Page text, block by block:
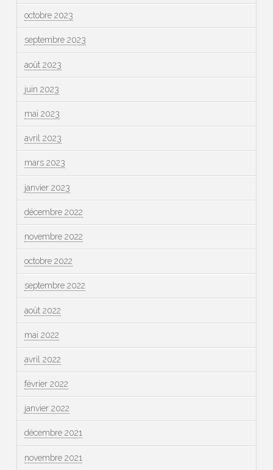
octobre 2023
septembre 2023
août 2023
juin 2023
mai 2023
avril 2023
mars 2023
janvier 2023
décembre 2022
novembre 2022
octobre 2022
septembre 2022
août 2022
mai 2022
avril 2022
février 2022
janvier 2022
décembre 2021
novembre 2021